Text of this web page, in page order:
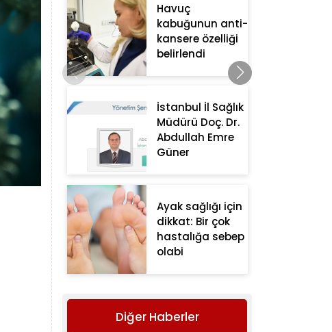
Havuç
kabuğunun anti-
kansere özelliği
belirlendi
İstanbul İl Sağlık
Müdürü Doç. Dr.
Abdullah Emre
Güner
Ayak sağlığı için
dikkat: Bir çok
hastalığa sebep
olabi
Diğer Haberler